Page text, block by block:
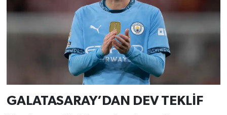
GALATASARAY’DAN DEV TEKLİF